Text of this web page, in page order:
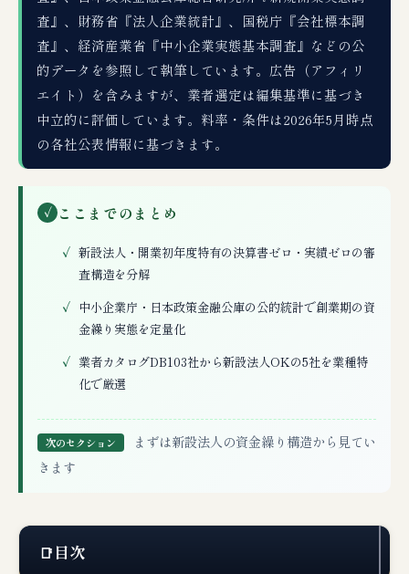
査』、財務省『法人企業統計』、国税庁『会社標本調
査』、経済産業省『中小企業実態基本調査』などの公
的データを参照して執筆しています。広告（アフィリ
エイト）を含みますが、業者選定は編集基準に基づき
中立的に評価しています。料率・条件は2026年5月時点
の各社公表情報に基づきます。
✓ ここまでのまとめ
新設法人・開業初年度特有の決算書ゼロ・実績ゼロの審
査構造を分解
中小企業庁・日本政策金融公庫の公的統計で創業期の資
金繰り実態を定量化
業者カタログDB103社から新設法人OKの5社を業種特
化で厳選
次のセクション
まずは新設法人の資金繰り構造から見てい
きます
目次